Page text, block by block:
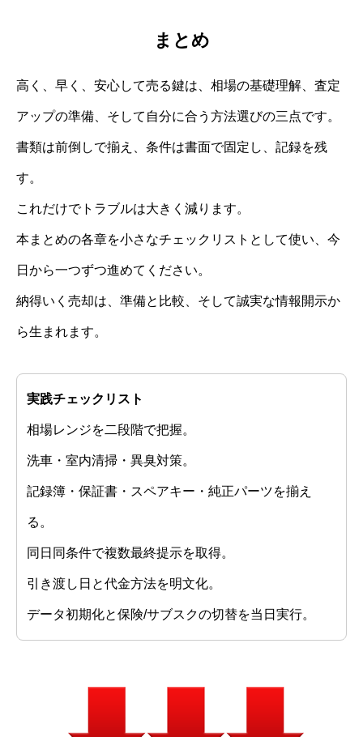
まとめ
高く、早く、安心して売る鍵は、相場の基礎理解、査定
アップの準備、そして自分に合う方法選びの三点です。
書類は前倒しで揃え、条件は書面で固定し、記録を残
す。
これだけでトラブルは大きく減ります。
本まとめの各章を小さなチェックリストとして使い、今
日から一つずつ進めてください。
納得いく売却は、準備と比較、そして誠実な情報開示か
ら生まれます。
実践チェックリスト
相場レンジを二段階で把握。
洗車・室内清掃・異臭対策。
記録簿・保証書・スペアキー・純正パーツを揃え
る。
同日同条件で複数最終提示を取得。
引き渡し日と代金方法を明文化。
データ初期化と保険/サブスクの切替を当日実行。